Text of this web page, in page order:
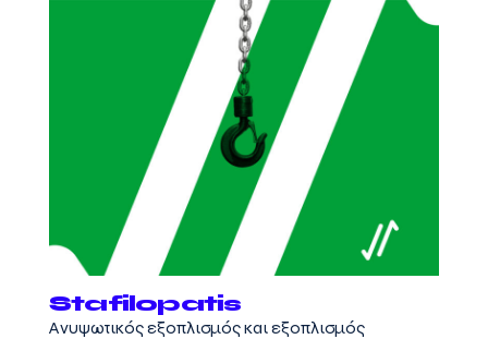
Stafilopatis
Aνυψωτικός εξοπλισμός και εξοπλισμός